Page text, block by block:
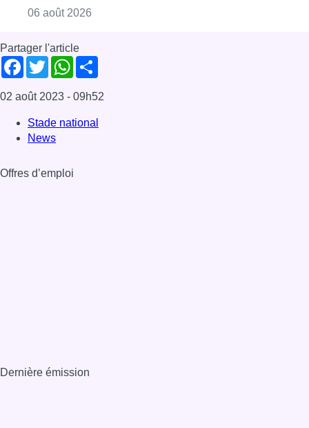
06 août 2026
Partager l'article
Facebook
TwitterWhatsApp
02 août 2023 - 09h52
Stade national
News
Offres d’emploi
Dernière émission